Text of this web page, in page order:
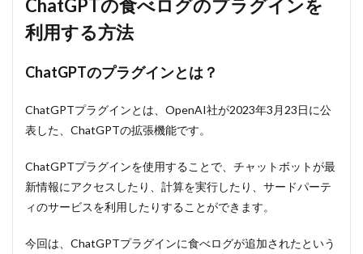
ChatGPTの食べログのプラグインを
利用する方法
ChatGPTのプラグインとは？
ChatGPTプラグインとは、OpenAI社が2023年3月23日に公
表した、ChatGPTの拡張機能です。
ChatGPTプラグインを使用することで、チャットボットが最
新情報にアクセスしたり、計算を実行したり、サードパーテ
ィのサービスを利用したりすることができます。
今回は、ChatGPTプラグインに食べログが追加されたという